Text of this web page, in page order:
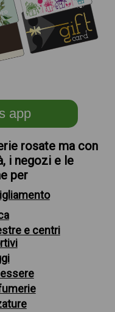
app
rosate ma con
i negozi e le
per
e centri